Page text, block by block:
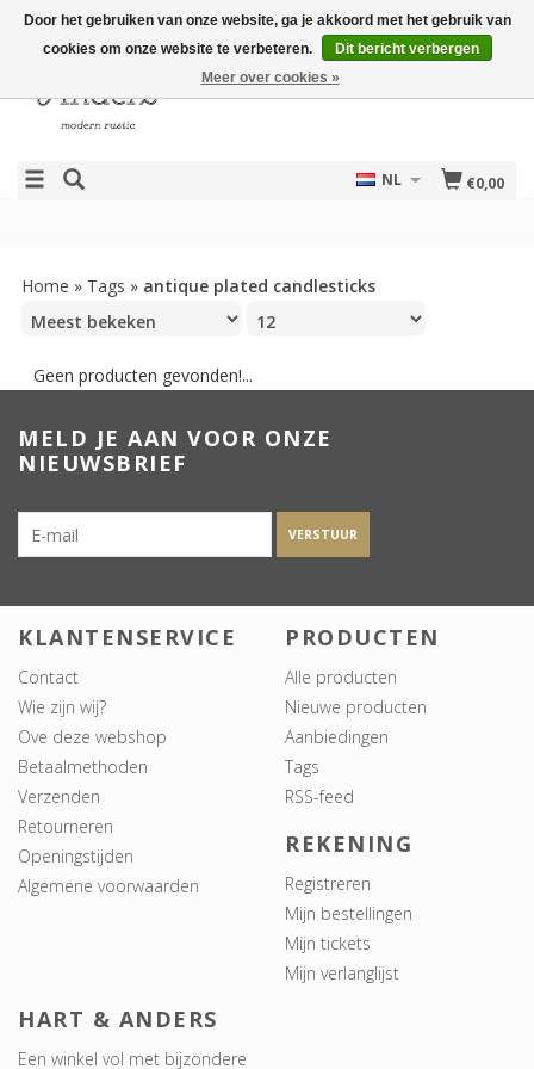
€0,00
NL
Home » Tags » antique plated candlesticks
Geen producten gevonden!...
MELD JE AAN VOOR ONZE
NIEUWSBRIEF
VERSTUUR
KLANTENSERVICE
Contact
Wie zijn wij?
Ove deze webshop
Betaalmethoden
Verzenden
Retourneren
Openingstijden
Algemene voorwaarden
PRODUCTEN
Alle producten
Nieuwe producten
Aanbiedingen
Tags
RSS-feed
REKENING
Registreren
Mijn bestellingen
Mijn tickets
Mijn verlanglijst
HART & ANDERS
Een winkel vol met bijzondere
Door het gebruiken van onze website, ga je akkoord met het gebruik van
cookies om onze website te verbeteren.
Dit bericht verbergen
Meer over cookies »